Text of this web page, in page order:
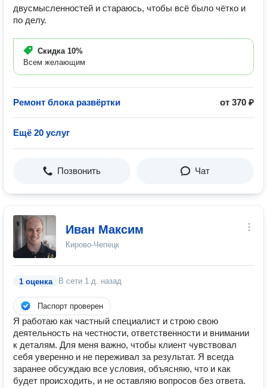
двусмысленностей и стараюсь, чтобы всё было чётко и
по делу.
Скидка 10%
Всем желающим
Ремонт блока развёртки от 370 ₽
Ещё 20 услуг
Позвонить Чат
Иван Максим
Кирово-Чепецк
1 оценка В сети 1 д. назад
Паспорт проверен
Я работаю как частный специалист и строю свою
деятельность на честности, ответственности и внимании
к деталям. Для меня важно, чтобы клиент чувствовал
себя уверенно и не переживал за результат. Я всегда
заранее обсуждаю все условия, объясняю, что и как
будет происходить, и не оставляю вопросов без ответа.